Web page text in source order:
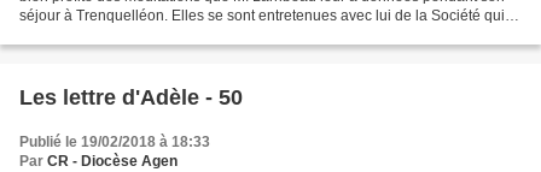
séjour à Trenquelléon. Elles se sont entretenues avec lui de la Société qui
Les lettre d'Adèle - 50
Publié le 19/02/2018 à 18:33
Par CR - Diocèse Agen